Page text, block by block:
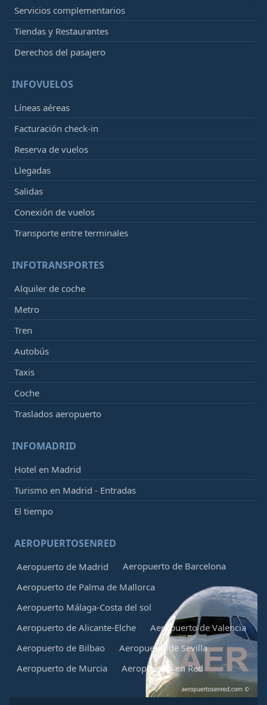
Servicios complementarios
Tiendas y Restaurantes
Derechos del pasajero
INFOVUELOS
Líneas aéreas
Facturación check-in
Reserva de vuelos
Llegadas
Salidas
Conexión de vuelos
Transporte entre terminales
INFOTRANSPORTES
Alquiler de coche
Metro
Tren
Autobús
Taxis
Coche
Traslados aeropuerto
INFOMADRID
Hotel en Madrid
Turismo en Madrid - Entradas
El tiempo
AEROPUERTOSENRED
Aeropuerto de Madrid
Aeropuerto de Barcelona
Aeropuerto de Palma de Mallorca
Aeropuerto Málaga-Costa del sol
Aeropuerto de Alicante-Elche
Aeropuerto de Valencia
Aeropuerto de Bilbao
Aeropuerto de Sevilla
Aeropuerto de Murcia
Aeropuertos en Red